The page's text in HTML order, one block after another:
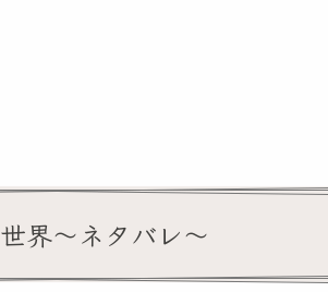
界～ネタバレ～